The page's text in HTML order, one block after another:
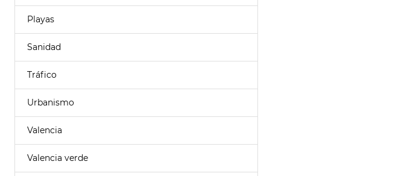
Playas
Sanidad
Tráfico
Urbanismo
Valencia
Valencia verde